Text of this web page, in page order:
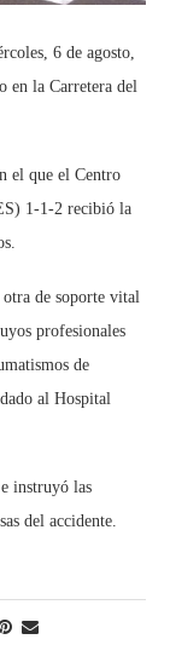
6 de agosto,
en la Carretera del
el que el Centro
1-1-2 recibió la
de soporte vital
profesionales
de
al Hospital
instruyó las
del accidente.